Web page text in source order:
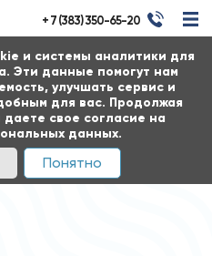
и системы аналитики для
Эти данные помогут нам
улучшать сервис и
для вас. Продолжая
даете свое согласие на
данных.
Понятно
+ 7 (383) 350-65-20